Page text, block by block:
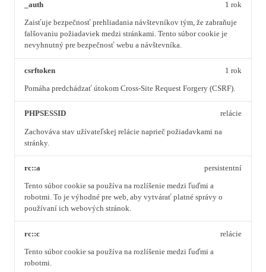
_auth
Zaisťuje bezpečnosť prehliadania návštevníkov tým, že zabraňuje
falšovaniu požiadaviek medzi stránkami. Tento súbor cookie je
nevyhnutný pre bezpečnosť webu a návštevníka.
1 rok
csrftoken
Pomáha predchádzať útokom Cross-Site Request Forgery (CSRF).
1 rok
PHPSESSID
Zachováva stav užívateľskej relácie naprieč požiadavkami na
stránky.
relácie
rc::a
Tento súbor cookie sa používa na rozlíšenie medzi ľuďmi a
robotmi. To je výhodné pre web, aby vytvárať platné správy o
používaní ich webových stránok.
persistentní
rc::c
Tento súbor cookie sa používa na rozlíšenie medzi ľuďmi a
robotmi.
relácie